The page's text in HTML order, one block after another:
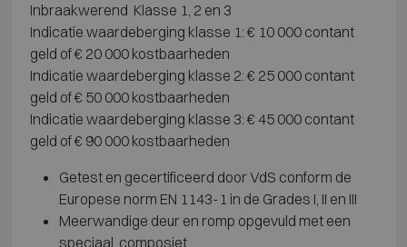
Inbraakwerend Klasse 1, 2 en 3
Indicatie waardeberging klasse 1: € 10 000 contant
geld of € 20 000 kostbaarheden
Indicatie waardeberging klasse 2: € 25 000 contant
geld of € 50 000 kostbaarheden
Indicatie waardeberging klasse 3: € 45 000 contant
geld of € 90 000 kostbaarheden
Getest en gecertificeerd door VdS conform de
Europese norm EN 1143-1 in de Grades I, II en III
Meerwandige deur en romp opgevuld met een
speciaal composiet